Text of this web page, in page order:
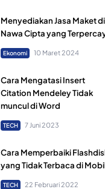
Menyediakan Jasa Maket di
Nawa Cipta yang
Ekonomi 10 Maret 2024
Cara Mengatasi Insert
Citation Mendeley Tidak
muncul di Word
TECH 7 Juni 2023
Cara Memperbaiki
yang Tidak Terbaca di
TECH 22 Februari 2022